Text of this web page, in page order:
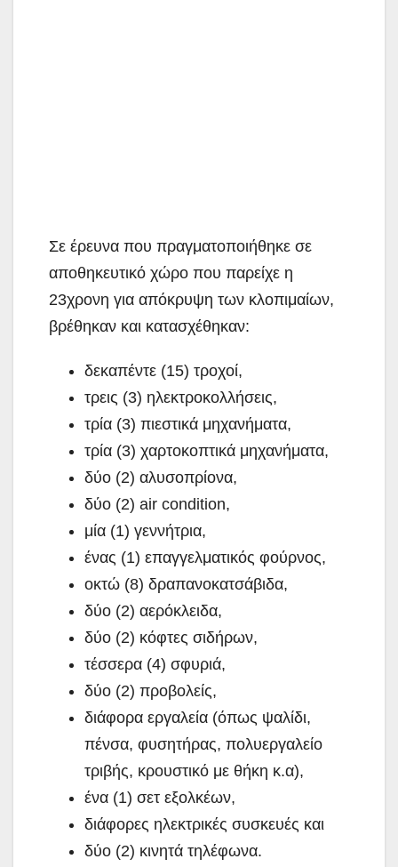
Σε έρευνα που πραγματοποιήθηκε σε
αποθηκευτικό χώρο που παρείχε η
23χρονη για απόκρυψη των κλοπιμαίων,
βρέθηκαν και κατασχέθηκαν:
δεκαπέντε (15) τροχοί,
τρεις (3) ηλεκτροκολλήσεις,
τρία (3) πιεστικά μηχανήματα,
τρία (3) χαρτοκοπτικά μηχανήματα,
δύο (2) αλυσοπρίονα,
δύο (2) air condition,
μία (1) γεννήτρια,
ένας (1) επαγγελματικός φούρνος,
οκτώ (8) δραπανοκατσάβιδα,
δύο (2) αερόκλειδα,
δύο (2) κόφτες σιδήρων,
τέσσερα (4) σφυριά,
δύο (2) προβολείς,
διάφορα εργαλεία (όπως ψαλίδι,
πένσα, φυσητήρας, πολυεργαλείο
τριβής, κρουστικό με θήκη κ.α),
ένα (1) σετ εξολκέων,
διάφορες ηλεκτρικές συσκευές και
δύο (2) κινητά τηλέφωνα.